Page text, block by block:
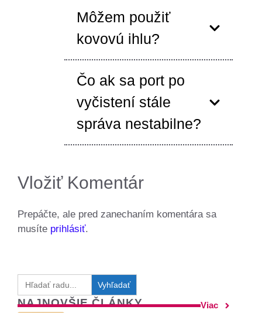
Môžem použiť
kovovú ihlu?
Čo ak sa port po
vyčistení stále
správa nestabilne?
Vložiť Komentár
Prepáčte, ale pred zanechaním komentára sa
musíte prihlásiť.
for:
NAJNOVŠIE ČLÁNKY Viac